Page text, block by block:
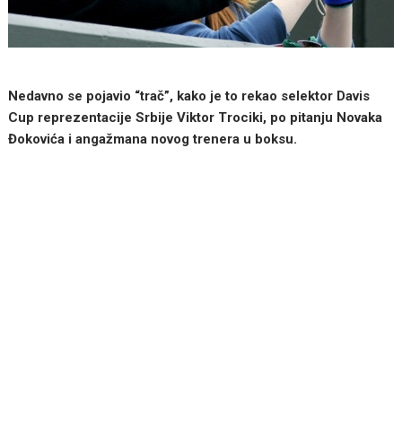
Nedavno se pojavio “trač”, kako je to rekao selektor Davis
Cup reprezentacije Srbije Viktor Trociki, po pitanju Novaka
Đokovića i angažmana novog trenera u boksu.